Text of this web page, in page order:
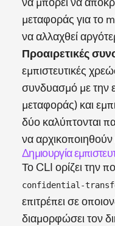
μεταφοράς για το
να αλλαχθεί
Προαιρετικές
εμπιστευτικές
συνδυασμό με την
μεταφοράς) και
δύο καλύπτονται
να
Δημιουργία
Το CLI ορίζει την
confidential-
επιτρέπει σε
διαμορφώσει τον